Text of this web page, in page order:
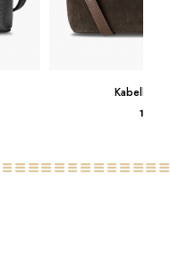
Kabelka
124,0